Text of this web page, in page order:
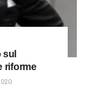
sul
riforme